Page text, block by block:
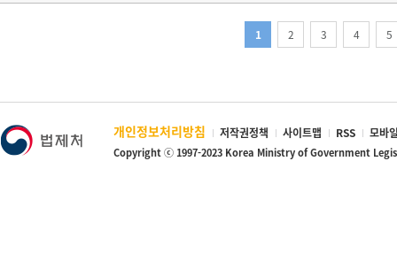
1 2 3 4 5
개인정보처리방침 저작권정책 사이트맵 RSS 모바
Copyright ⓒ 1997-2023 Korea Ministry of Government